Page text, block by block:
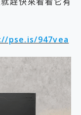
pse.is/947vea